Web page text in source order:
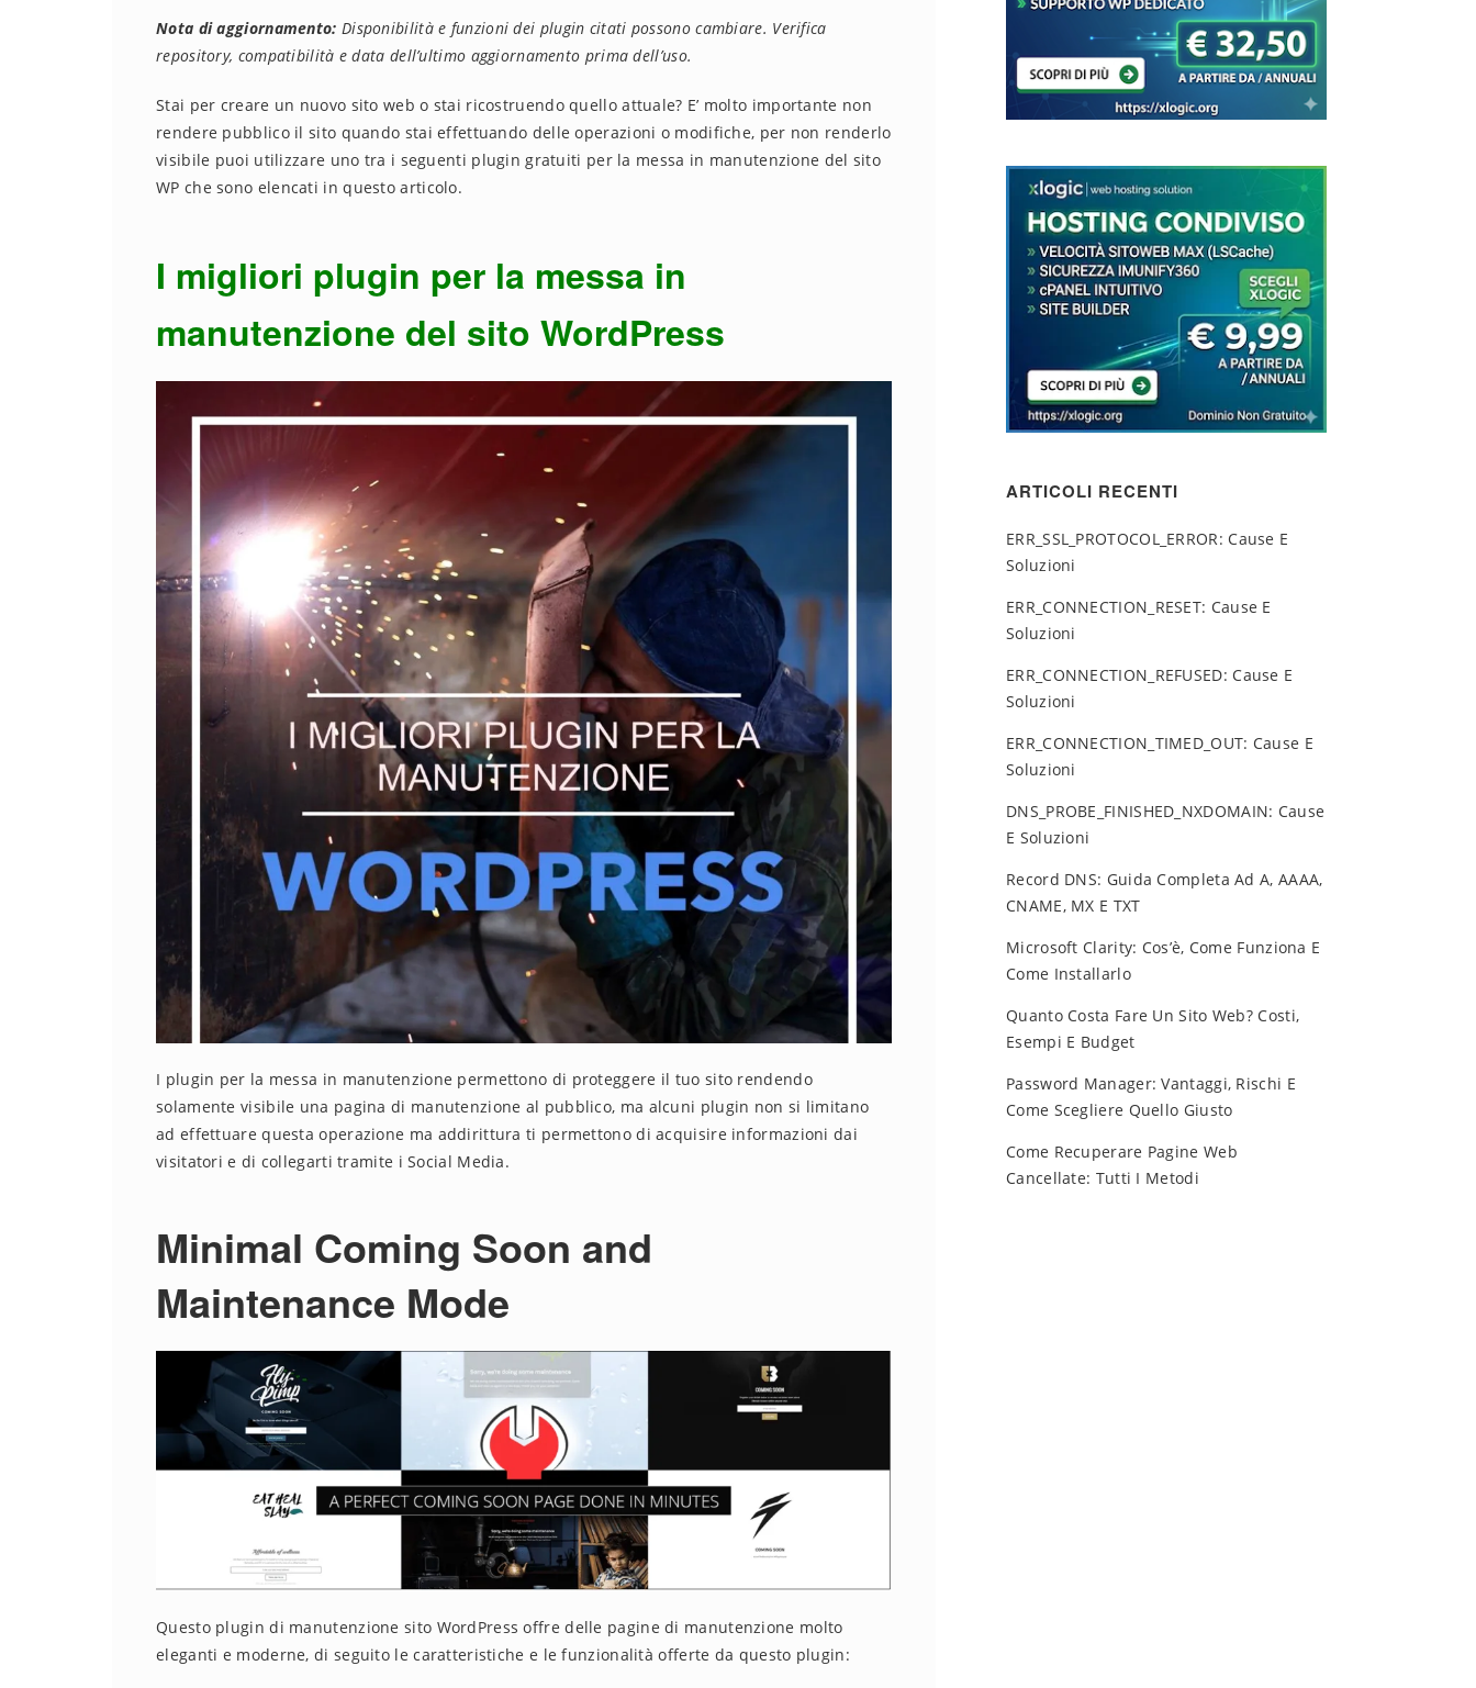
Nota di aggiornamento: Disponibilità e funzioni dei plugin citati possono cambiare. Verifica
repository, compatibilità e data dell’ultimo aggiornamento prima dell’uso.
Stai per creare un nuovo sito web o stai ricostruendo quello attuale? E’ molto importante non
rendere pubblico il sito quando stai effettuando delle operazioni o modifiche, per non renderlo
visibile puoi utilizzare uno tra i seguenti plugin gratuiti per la messa in manutenzione del sito
WP che sono elencati in questo articolo.
I migliori plugin per la messa in
manutenzione del sito WordPress
I plugin per la messa in manutenzione permettono di proteggere il tuo sito rendendo
solamente visibile una pagina di manutenzione al pubblico, ma alcuni plugin non si limitano
ad effettuare questa operazione ma addirittura ti permettono di acquisire informazioni dai
visitatori e di collegarti tramite i Social Media.
Minimal Coming Soon and
Maintenance Mode
Questo plugin di manutenzione sito WordPress offre delle pagine di manutenzione molto
eleganti e moderne, di seguito le caratteristiche e le funzionalità offerte da questo plugin:
ARTICOLI RECENTI
ERR_SSL_PROTOCOL_ERROR: Cause E
Soluzioni
ERR_CONNECTION_RESET: Cause E
Soluzioni
ERR_CONNECTION_REFUSED: Cause E
Soluzioni
ERR_CONNECTION_TIMED_OUT: Cause E
Soluzioni
DNS_PROBE_FINISHED_NXDOMAIN: Cause
E Soluzioni
Record DNS: Guida Completa Ad A, AAAA,
CNAME, MX E TXT
Microsoft Clarity: Cos’è, Come Funziona E
Come Installarlo
Quanto Costa Fare Un Sito Web? Costi,
Esempi E Budget
Password Manager: Vantaggi, Rischi E
Come Scegliere Quello Giusto
Come Recuperare Pagine Web
Cancellate: Tutti I Metodi